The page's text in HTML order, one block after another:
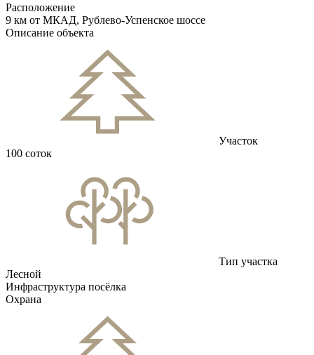
Расположение
9 км от МКАД, Рублево-Успенское шоссе
Описание объекта
Участок
100 соток
Тип участка
Лесной
Инфраструктура посёлка
Охрана